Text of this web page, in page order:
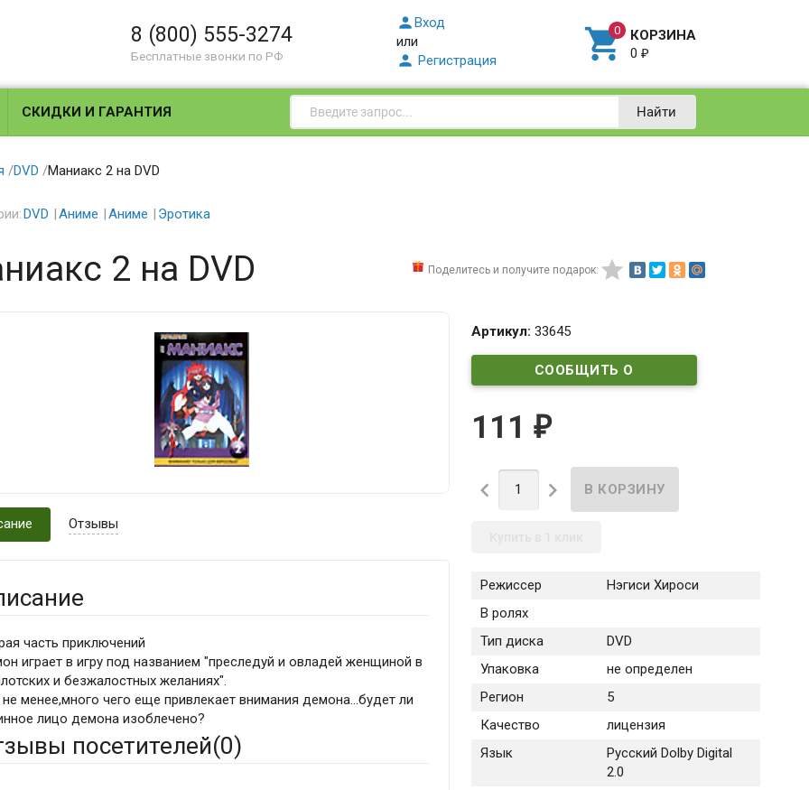
8 (800) 555-3274
Бесплатные звонки по РФ
Вход
или
 Регистрация  КОРЗИНА
0₽
СКИДКИ И ГАРАНТИЯ Найти
/DVD /Маниакс 2 на DVD
DVD Аниме Аниме Эротика
Поделитесь и получите подарок: 
2 на DVD
Артикул: 33645
СООБЩИТЬ О
111 ₽
 
Режиссер
Нэгиси Хироси
В ролях
Тип диска
DVD
Упаковка
не определен
Регион
5
Качество
лицензия
Язык
Русский Dolby Digital
2.0
Отзывы
часть приключений
играет в игру под названием "преследуй и овладей женщиной в
и безжалостных желаниях".
менее,много чего еще привлекает внимания демона...будет ли
лицо демона изоблечено?
посетителей(0)